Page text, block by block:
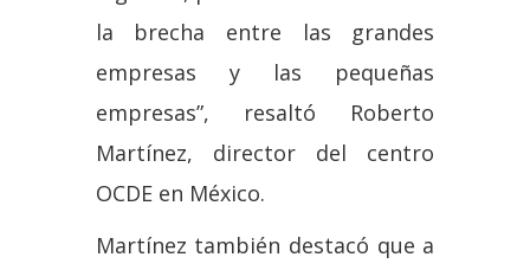
la brecha entre las grandes
empresas y las pequeñas
empresas”, resaltó Roberto
Martínez, director del centro
OCDE en México.
Martínez también destacó que a